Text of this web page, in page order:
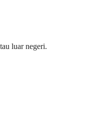
luar negeri.